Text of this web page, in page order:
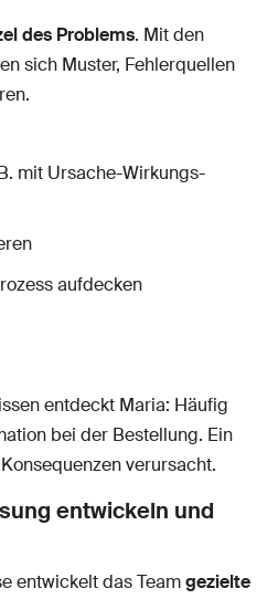
des Problems. Mit den
sich Muster, Fehlerquellen
mit Ursache-Wirkungs-
aufdecken
entdeckt Maria: Häufig
bei der Bestellung. Ein
verursacht.
entwickeln und
entwickelt das Teamgezielte